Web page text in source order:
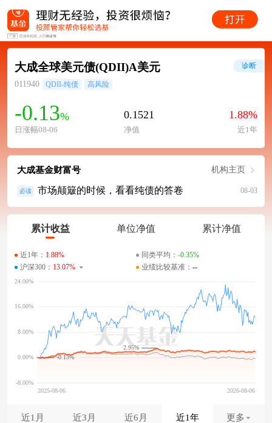
大成全球美元债(QDII)A美元
011940 QDII-纯债 高风险
-0.13%
日涨幅08-06
0.1521
净值
1.88%
近1年
诊断
大成基金财富号 机构主页
必读 市场颠簸的时候，看看纯债的答卷 08-03
累计收益 单位净值 累计净值
近1年： 1.88% 同类平均： -0.35%
沪深300： 13.07% 业绩比较基准： --
-0.13%
2.95%
近1月 近3月 近6月 近1年 更多